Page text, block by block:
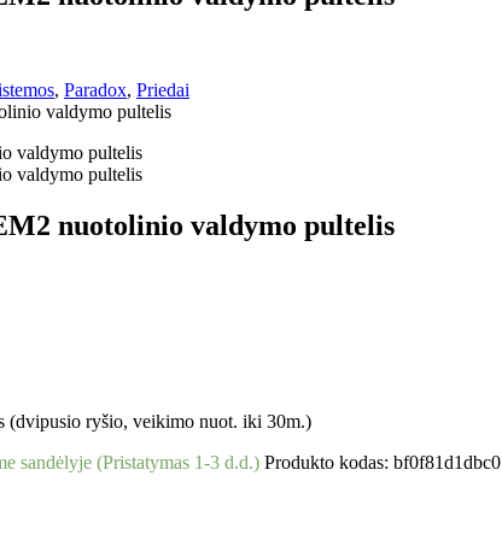
, Paradox, Priedai
valdymo pultelis
nuotolinio valdymo pultelis
ryšio, veikimo nuot. iki 30m.)
sandėlyje (Pristatymas 1-3 d.d.) Produkto kodas: bf0f81d1dbc0